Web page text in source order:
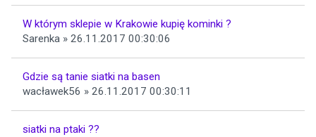
W którym sklepie w Krakowie kupię kominki ?
Sarenka » 26.11.2017 00:30:06
Gdzie są tanie siatki na basen
wacławek56 » 26.11.2017 00:30:11
siatki na ptaki ??